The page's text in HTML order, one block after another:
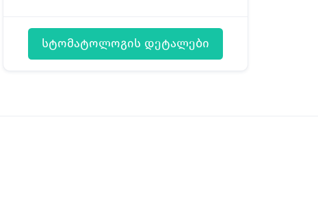
სტომატოლოგის დეტალები